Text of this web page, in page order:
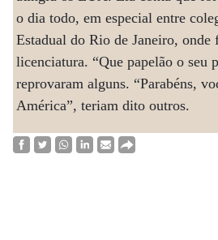
o dia todo, em especial entre
Estadual do Rio de Janeiro, onde
licenciatura. “Que papelão o seu
reprovaram alguns. “Parabéns,
América”, teriam dito outros.